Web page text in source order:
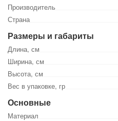
Производитель
Страна
Размеры и габариты
Длина, см
Ширина, см
Высота, см
Вес в упаковке, гр
Основные
Материал